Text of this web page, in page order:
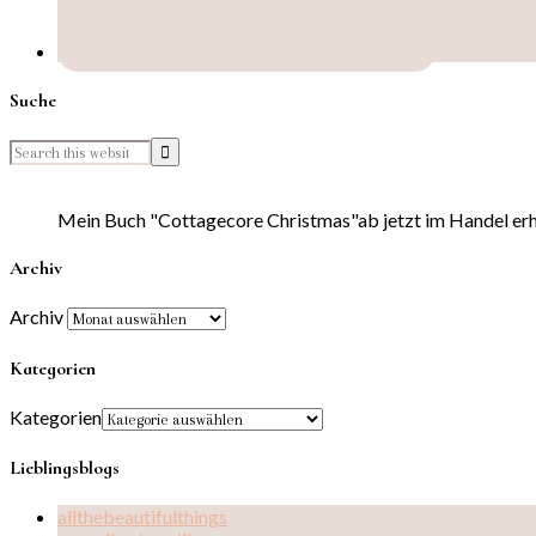
Suche
Mein Buch "Cottagecore Christmas"ab jetzt im Handel
Archiv
Archiv
Kategorien
Kategorien
Lieblingsblogs
allthebeautifulthings